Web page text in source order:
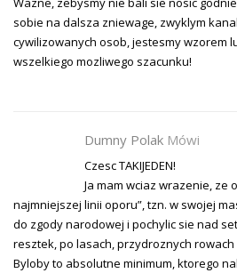
sobie na dalsza zniewage, zwyklym
cywilizowanych osob, jestesmy wzorem
wszelkiego mozliwego szacunku!
Dumny Polak Mówi
Czesc TAKIJEDEN!
Ja mam wciaz wrazenie, ze
najmniejszej linii oporu”, tzn. w swojej
do zgody narodowej i pochylic sie nad
resztek, po lasach, przydroznych rowach
Byloby to absolutne minimum, ktorego